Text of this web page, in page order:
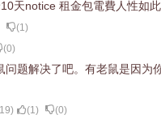
天notice 租金包電費人性如
(1)
(0)
题解决了吧。有老鼠是因为
) (1) (0)